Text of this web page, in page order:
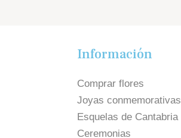
Información
Comprar flores
Joyas conmemorativas
Esquelas de Cantabria
Ceremonias